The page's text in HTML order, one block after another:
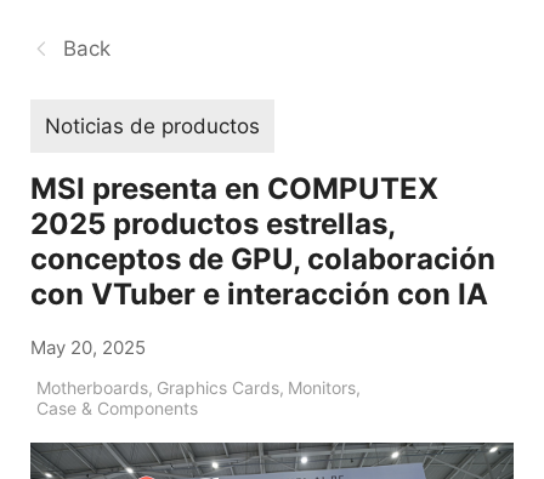
Back
Noticias de productos
MSI presenta en COMPUTEX
2025 productos estrellas,
conceptos de GPU, colaboración
con VTuber e interacción con IA
May 20, 2025
Motherboards, Graphics Cards, Monitors,
Case & Components